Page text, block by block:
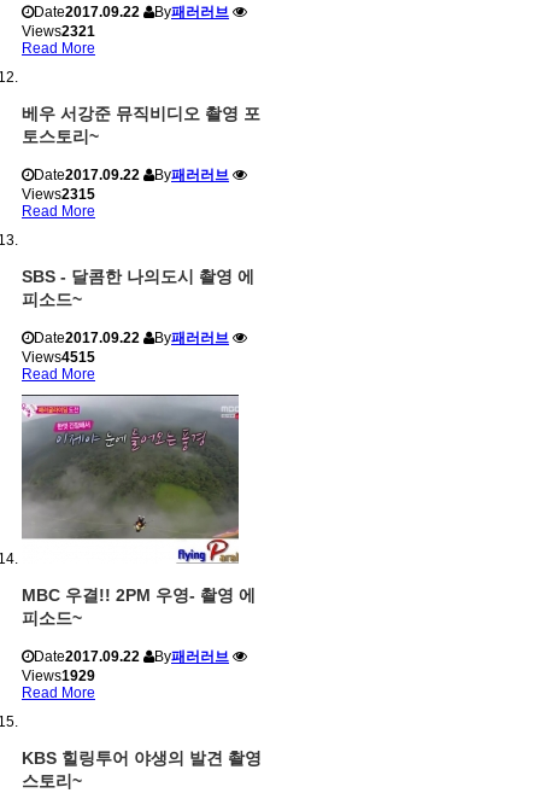
Date2017.09.22 By패러러브
Views2321
Read More
베우 서강준 뮤직비디오 촬영 포
토스토리~
Date2017.09.22 By패러러브
Views2315
Read More
SBS - 달콤한 나의도시 촬영 에
피소드~
Date2017.09.22 By패러러브
Views4515
Read More
MBC 우결!! 2PM 우영- 촬영 에
피소드~
Date2017.09.22 By패러러브
Views1929
Read More
KBS 힐링투어 야생의 발견 촬영
스토리~